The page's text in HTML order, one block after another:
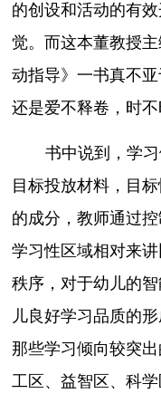
的创设和活动的有
觉。而这本董教授
动指导》一书真不
还是爱不释卷，时不
书中说到，学
目标投放材料，目
的成分，教师通过
学习性区域相对来
秩序，对于幼儿的
儿良好学习品质的
那些学习倾向较突
工区、益智区、科